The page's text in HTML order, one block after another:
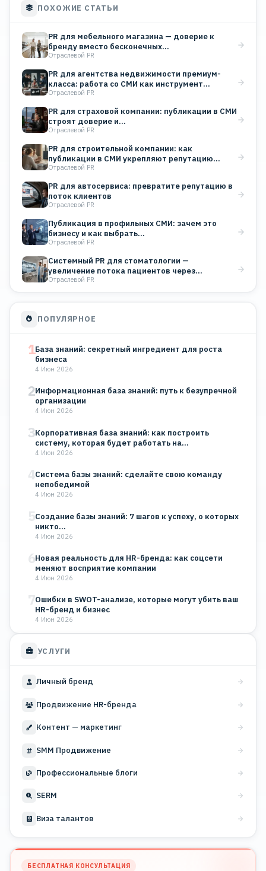
ПОХОЖИЕ СТАТЬИ
PR для мебельного магазина — доверие к
бренду вместо бесконечных…
Отраслевой PR
PR для агентства недвижимости премиум-
класса: работа со СМИ как инструмент…
Отраслевой PR
PR для страховой компании: публикации в СМИ
строят доверие и…
Отраслевой PR
PR для строительной компании: как
публикации в СМИ укрепляют репутацию…
Отраслевой PR
PR для автосервиса: превратите репутацию в
поток клиентов
Отраслевой PR
Публикация в профильных СМИ: зачем это
бизнесу и как выбрать…
Отраслевой PR
Системный PR для стоматологии —
увеличение потока пациентов через
публикации…
Отраслевой PR
ПОПУЛЯРНОЕ
1База знаний: секретный ингредиент для роста
бизнеса
4 Июн 2026
2Информационная база знаний: путь к безупречной
организации
4 Июн 2026
3Корпоративная база знаний: как построить
систему, которая будет работать на…
4 Июн 2026
4Система базы знаний: сделайте свою команду
непобедимой
4 Июн 2026
5Создание базы знаний: 7 шагов к успеху, о которых
никто…
4 Июн 2026
6Новая реальность для HR-бренда: как соцсети
меняют восприятие компании
4 Июн 2026
7Ошибки в SWOT-анализе, которые могут убить ваш
HR-бренд и бизнес
4 Июн 2026
УСЛУГИ
Личный бренд
Продвижение HR-бренда
Контент — маркетинг
SMM Продвижение
Профессиональные блоги
SERM
Виза талантов
БЕСПЛАТНАЯ КОНСУЛЬТАЦИЯ